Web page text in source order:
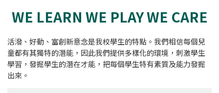
WE LEARN WE PLAY WE CARE
活潑、好動、富創新意念是我校學生的特點。我們相信每個兒
童都有其獨特的潛能，因此我們提供多樣化的環境，刺激學生
學習，發掘學生的潛在才能，把每個學生特有素質及能力發掘
出來。